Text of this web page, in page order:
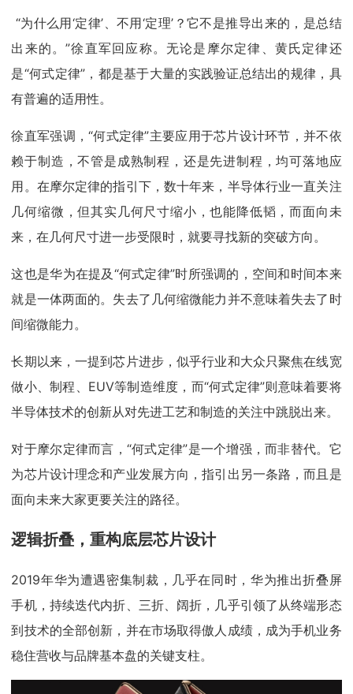
“为什么用‘定律’、不用‘定理’？它不是推导出来的，是总结
出来的。”徐直军回应称。无论是摩尔定律、黄氏定律还
是“何式定律”，都是基于大量的实践验证总结出的规律，具
有普遍的适用性。
徐直军强调，“何式定律”主要应用于芯片设计环节，并不依
赖于制造，不管是成熟制程，还是先进制程，均可落地应
用。在摩尔定律的指引下，数十年来，半导体行业一直关注
几何缩微，但其实几何尺寸缩小，也能降低韬，而面向未
来，在几何尺寸进一步受限时，就要寻找新的突破方向。
这也是华为在提及“何式定律”时所强调的，空间和时间本来
就是一体两面的。失去了几何缩微能力并不意味着失去了时
间缩微能力。
长期以来，一提到芯片进步，似乎行业和大众只聚焦在线宽
做小、制程、EUV等制造维度，而“何式定律”则意味着要将
半导体技术的创新从对先进工艺和制造的关注中跳脱出来。
对于摩尔定律而言，“何式定律”是一个增强，而非替代。它
为芯片设计理念和产业发展方向，指引出另一条路，而且是
面向未来大家更要关注的路径。
逻辑折叠，重构底层芯片设计
2019年华为遭遇密集制裁，几乎在同时，华为推出折叠屏
手机，持续迭代内折、三折、阔折，几乎引领了从终端形态
到技术的全部创新，并在市场取得傲人成绩，成为手机业务
稳住营收与品牌基本盘的关键支柱。